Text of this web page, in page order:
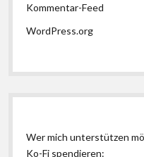
Kommentar-Feed
WordPress.org
Wer mich unterstützen
Ko-Fi spendieren: